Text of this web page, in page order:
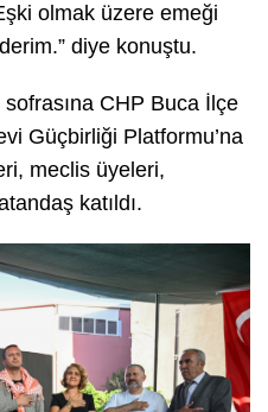
olmak üzere emeği
diye konuştu.
CHP Buca İlçe
Güçbirliği Platformu’na
meclis üyeleri,
katıldı.